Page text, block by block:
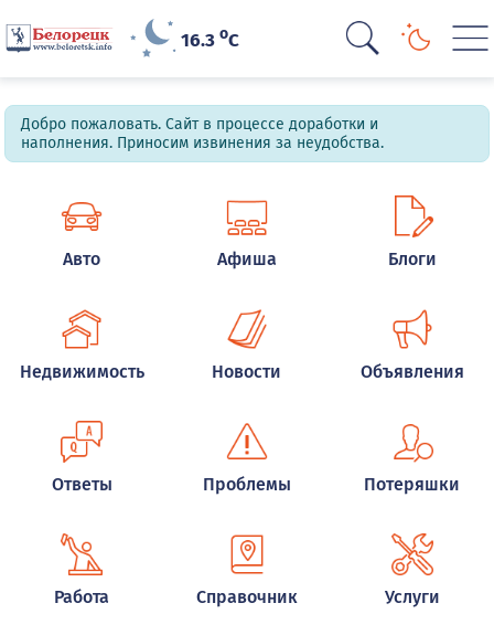
16.3oC
Добро пожаловать. Сайт в процессе доработки и
наполнения. Приносим извинения за неудобства.
Авто Афиша Блоги
Недвижимость Новости Объявления
Ответы Проблемы Потеряшки
Работа Справочник Услуги